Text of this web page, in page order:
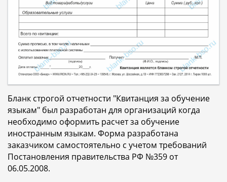
Бланк строгой отчетности "Квитанция за обучение
языкам" был разработан для организаций когда
необходимо оформить расчет за обучение
иностранным языкам. Форма разработана
заказчиком самостоятельно с учетом требований
Постановления правительства РФ №359 от
06.05.2008.